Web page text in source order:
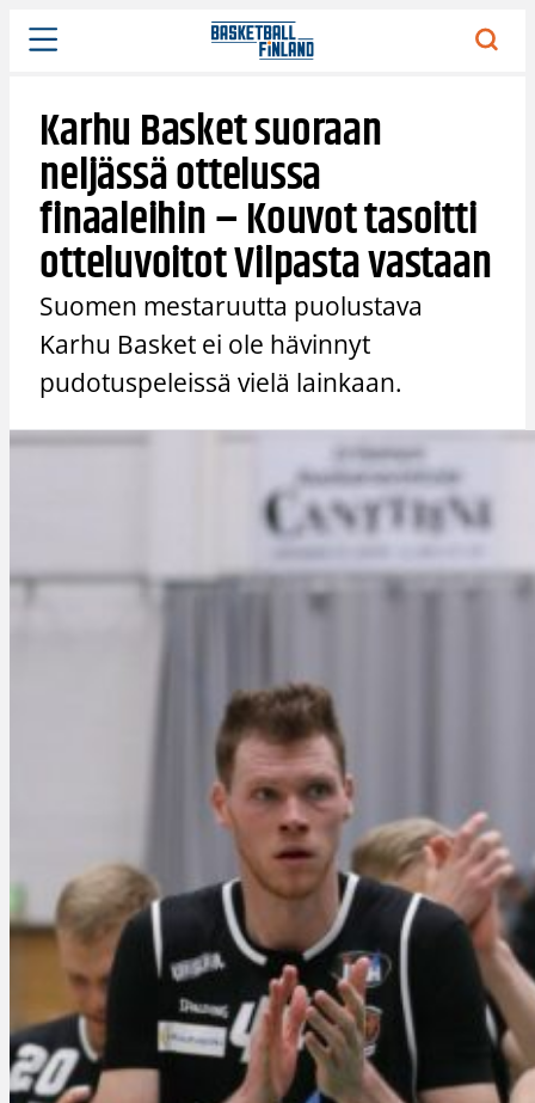
Siirry
sisältöön
Karhu Basket suoraan
neljässä ottelussa
finaaleihin – Kouvot tasoitti
otteluvoitot Vilpasta vastaan
Suomen mestaruutta puolustava
Karhu Basket ei ole hävinnyt
pudotuspeleissä vielä lainkaan.